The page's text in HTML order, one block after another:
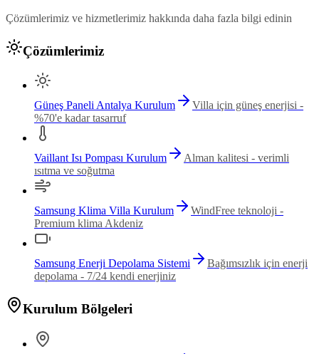
Çözümlerimiz ve hizmetlerimiz hakkında daha fazla bilgi edinin
Çözümlerimiz
Güneş Paneli Antalya Kurulum
Villa için güneş enerjisi -
%70'e kadar tasarruf
Vaillant Isı Pompası Kurulum
Alman kalitesi - verimli
ısıtma ve soğutma
Samsung Klima Villa Kurulum
WindFree teknoloji -
Premium klima Akdeniz
Samsung Enerji Depolama Sistemi
Bağımsızlık için enerji
depolama - 7/24 kendi enerjiniz
Kurulum Bölgeleri